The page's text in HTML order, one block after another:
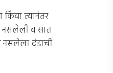
किंवा त्यानंतर
नसलेली व सात
नसलेला दंडाची